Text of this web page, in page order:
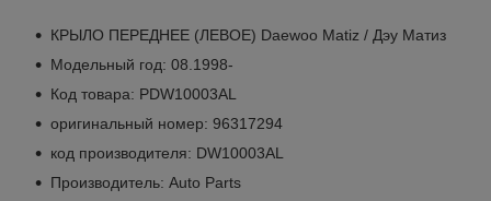
КРЫЛО ПЕРЕДНЕЕ (ЛЕВОЕ) Daewoo Matiz / Дэу Матиз
Модельный год: 08.1998-
Код товара: PDW10003AL
оригинальный номер: 96317294
код производителя: DW10003AL
Производитель: Auto Parts